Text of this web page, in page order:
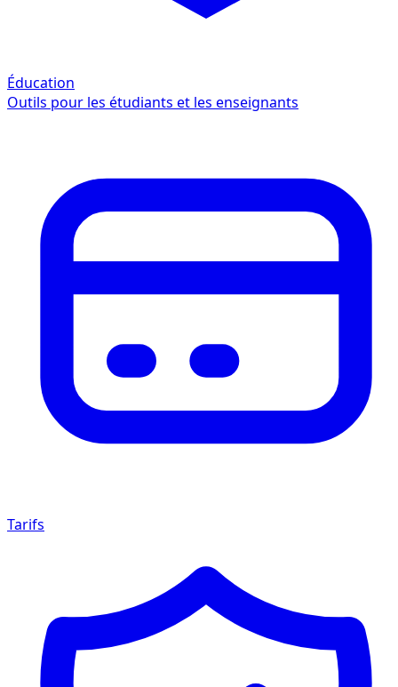
Éducation
Outils pour les étudiants et les enseignants
Tarifs